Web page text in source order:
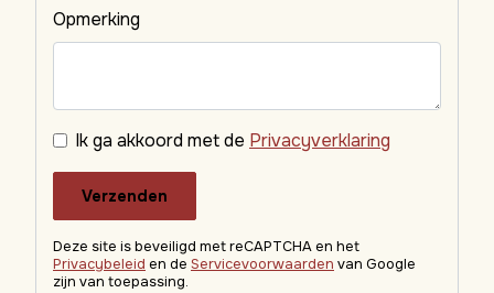
Opmerking
Ik ga akkoord met de Privacyverklaring
Verzenden
Deze site is beveiligd met reCAPTCHA en het
Privacybeleid en de Servicevoorwaarden van Google
zijn van toepassing.